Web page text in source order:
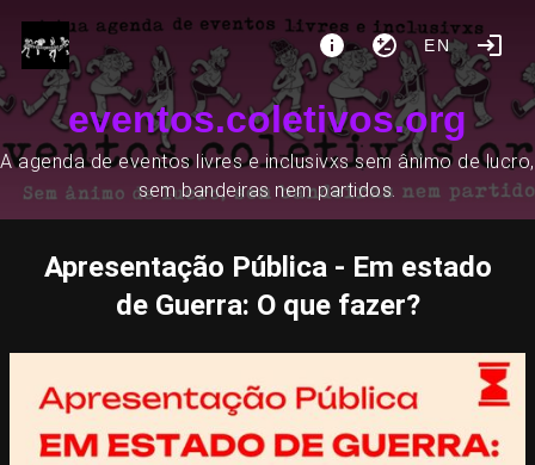
EN
eventos.coletivos.org
A agenda de eventos livres e inclusivxs sem ânimo de lucro,
sem bandeiras nem partidos.
Apresentação Pública - Em estado
de Guerra: O que fazer?